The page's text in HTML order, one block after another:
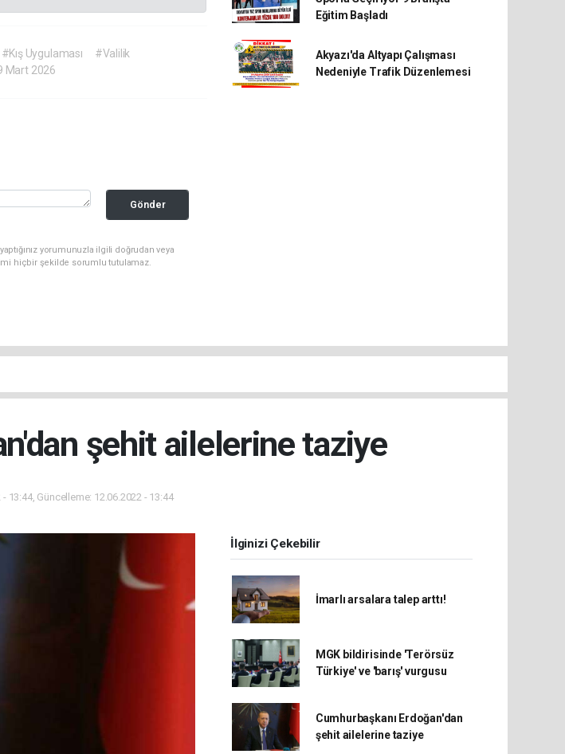
#Kış Uygulaması
#Valilik
Mart 2026
Gönder
yorumunuzla ilgili doğrudan veya
hiçbir şekilde sorumlu tutulamaz.
Eğitim Başladı
Akyazı'da Altyapı Çalışması
Nedeniyle Trafik Düzenlemesi
şehit ailelerine taziye
- 13:44, Güncelleme: 12.06.2022 - 13:44
İlginizi Çekebilir
İmarlı arsalara talep arttı!
MGK bildirisinde 'Terörsüz
Türkiye' ve 'barış' vurgusu
Cumhurbaşkanı Erdoğan'dan
şehit ailelerine taziye